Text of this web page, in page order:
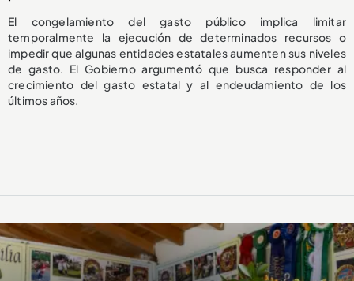
El congelamiento del gasto público implica limitar
temporalmente la ejecución de determinados recursos o
impedir que algunas entidades estatales aumenten sus niveles
de gasto. El Gobierno argumentó que busca responder al
crecimiento del gasto estatal y al endeudamiento de los
últimos años.